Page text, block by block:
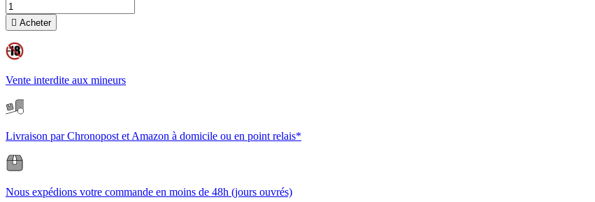
 Acheter
Vente interdite aux mineurs
Livraison par Chronopost et Amazon à domicile ou en point relais*
Nous expédions votre commande en moins de 48h (jours ouvrés)